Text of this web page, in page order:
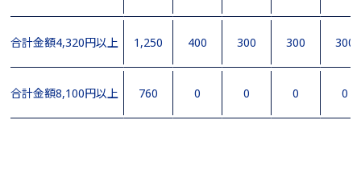
合計金額4,320円以上 1,250 400 300 300 300
合計金額8,100円以上 760 0 0 0 0